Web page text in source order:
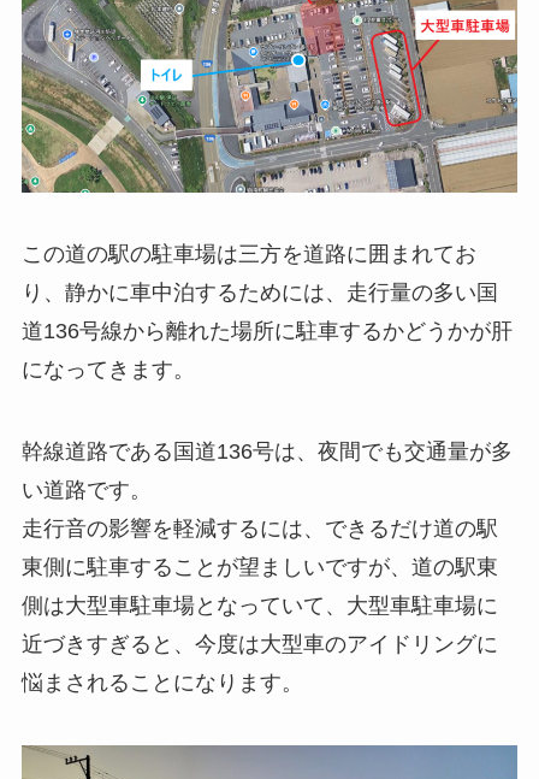
この道の駅の駐車場は三方を道路に囲まれてお
り、静かに車中泊するためには、走行量の多い国
道136号線から離れた場所に駐車するかどうかが肝
になってきます。
幹線道路である国道136号は、夜間でも交通量が多
い道路です。
走行音の影響を軽減するには、できるだけ道の駅
東側に駐車することが望ましいですが、道の駅東
側は大型車駐車場となっていて、大型車駐車場に
近づきすぎると、今度は大型車のアイドリングに
悩まされることになります。